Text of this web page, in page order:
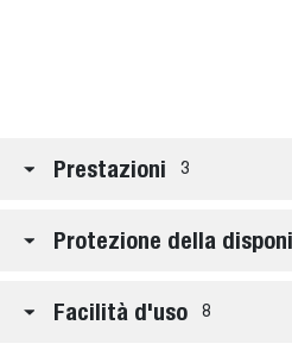
Prestazioni 3
Protezione della
Facilità d'uso 8